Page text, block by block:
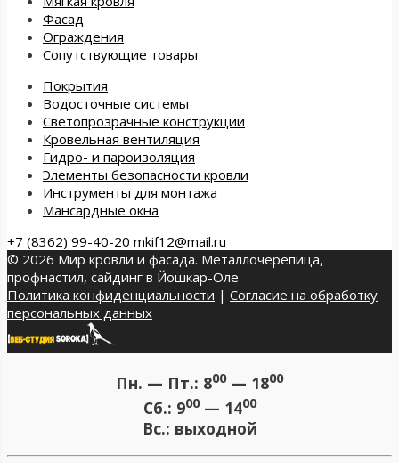
Фасад
Ограждения
Сопутствующие товары
Покрытия
Водосточные системы
Светопрозрачные конструкции
Кровельная вентиляция
Гидро- и пароизоляция
Элементы безопасности кровли
Инструменты для монтажа
Мансардные окна
+7 (8362) 99-40-20 mkif12@mail.ru
© 2026 Мир кровли и фасада. Металлочерепица,
профнастил, сайдинг в Йошкар-Оле
Политика конфиденциальности | Согласие на обработку
персональных данных
Пн. — Пт.: 800— 1800
Сб.: 900— 1400
Вс.: выходной